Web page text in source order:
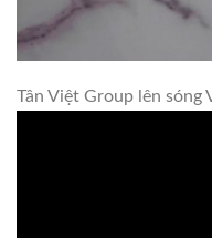
Tân Việt Group lên sóng